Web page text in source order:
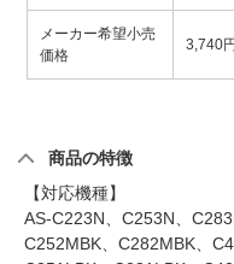
メーカー希望小売
価格
3,740
商品の特徴
【対応機種】
AS-C223N、C253N、
C252MBK、C282MBK、